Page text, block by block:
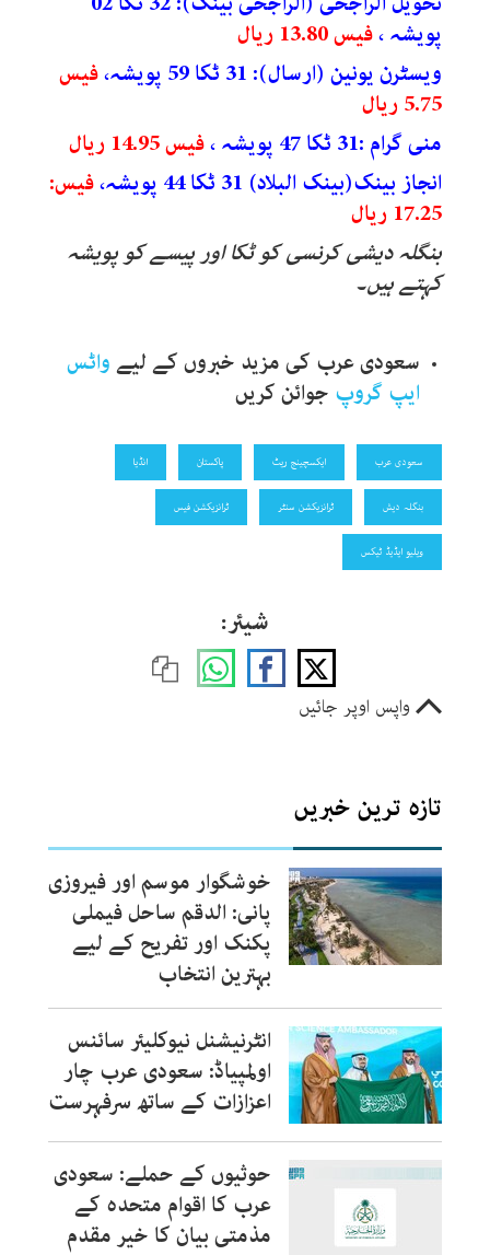
پویشہ ،فیس 13.80 ریال
ویسٹرن یونین (ارسال): 31 ٹکا 59 پویشہ،
فیس
5.75 ریال
منی گرام :31 ٹکا 47 پویشہ ،
فیس 14.95 ریال
انجاز بینک(بینک البلاد) 31 ٹکا 44 پویشہ،
فیس:
17.25 ریال
بنگلہ دیشی کرنسی کو ٹکا اور پیسے کو پویشہ
کہتے ہیں۔
سعودی عرب کی مزید خبروں کے لیےواٹس
ایپ گروپ جوائن کریں
سعودی عرب ایکسچینج ریٹ پاکستان انڈیا
بنگلہ دیش ٹرانزیکشن سنٹر ٹرانزیکشن فیس
ویلیو ایڈیڈ ٹیکس
شیئر:
واپس اوپر جائیں
تازہ ترین خبریں
خوشگوار موسم اور فیروزی
پانی: الدقم ساحل فیملی
پکنک اور تفریح کے لیے
بہترین انتخاب
انٹرنیشنل نیوکلیئر سائنس
اولمپیاڈ: سعودی عرب چار
اعزازات کے ساتھ سرفہرست
حوثیوں کے حملے: سعودی
عرب کا اقوام متحدہ کے
مذمتی بیان کا خیر مقدم